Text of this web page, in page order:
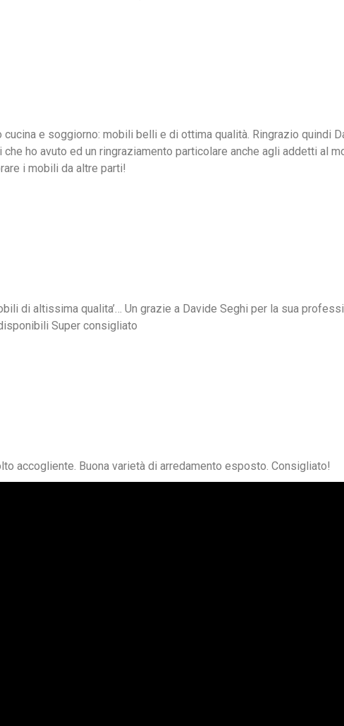
e soggiorno: mobili belli e di ottima qualità. Ringrazio quindi
ho avuto ed un ringraziamento particolare anche agli addetti al
i mobili da altre parti!
di altissima qualita’… Un grazie a Davide Seghi per la sua
Super consigliato
accogliente. Buona varietà di arredamento esposto. Consigliato!